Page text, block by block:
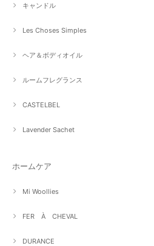
キャンドル
Les Choses Simples
ヘア＆ボディオイル
ルームフレグランス
CASTELBEL
Lavender Sachet
ホームケア
Mi Woollies
FER À CHEVAL
DURANCE